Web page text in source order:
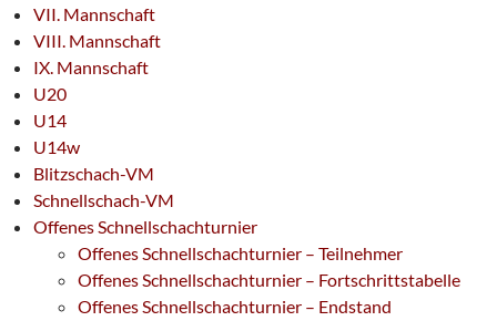
VII. Mannschaft
VIII. Mannschaft
IX. Mannschaft
U20
U14
U14w
Blitzschach-VM
Schnellschach-VM
Offenes Schnellschachturnier
Offenes Schnellschachturnier – Teilnehmer
Offenes Schnellschachturnier – Fortschrittstabelle
Offenes Schnellschachturnier – Endstand